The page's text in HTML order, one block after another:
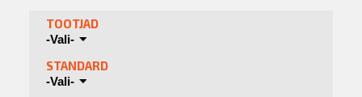
TOOTJAD
-Vali-
STANDARD
-Vali-